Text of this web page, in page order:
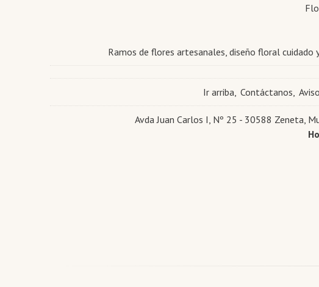
Ramos de flores artesanales, diseño floral cuidado
Ir arriba Contáctanos
Avda Juan Carlos I, Nº 25 - 30588 Zeneta,